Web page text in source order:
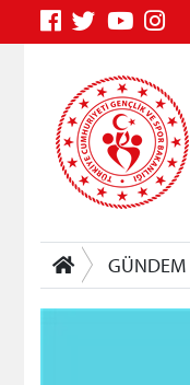
GÜNDEM